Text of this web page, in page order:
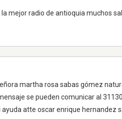
mejor radio de antioquia muchos
martha rosa sabas gómez
se pueden comunicar al
atte oscar enrique hernandez